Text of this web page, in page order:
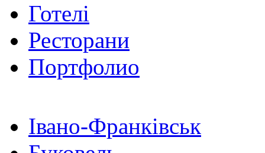
Готелі
Ресторани
Портфолио
Івано-Франківськ